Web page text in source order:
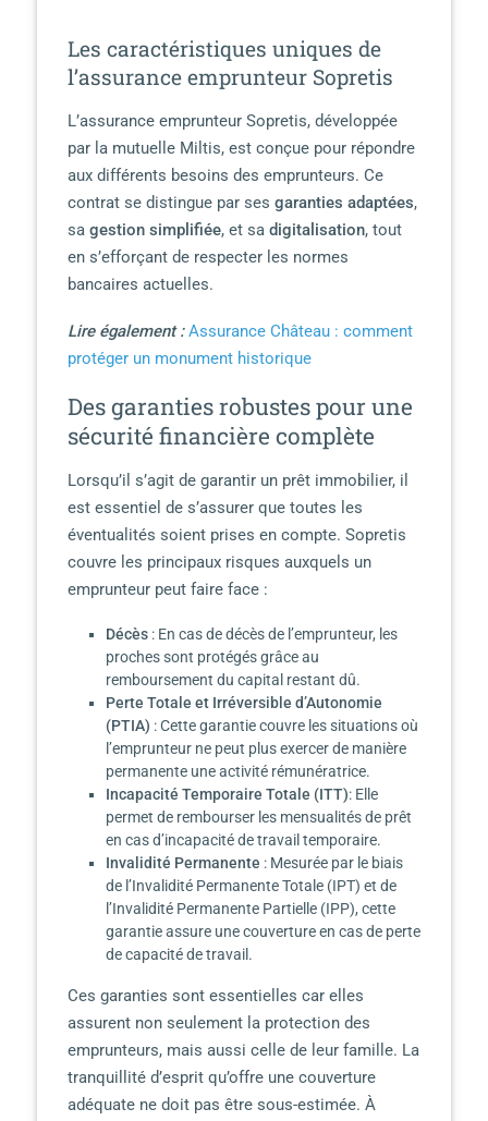
Les caractéristiques uniques de
l’assurance emprunteur Sopretis
L’assurance emprunteur Sopretis, développée
par la mutuelle Miltis, est conçue pour répondre
aux différents besoins des emprunteurs. Ce
contrat se distingue par ses garanties adaptées,
sa gestion simplifiée, et sa digitalisation, tout
en s’efforçant de respecter les normes
bancaires actuelles.
Lire également : Assurance Château : comment
protéger un monument historique
Des garanties robustes pour une
sécurité financière complète
Lorsqu’il s’agit de garantir un prêt immobilier, il
est essentiel de s’assurer que toutes les
éventualités soient prises en compte. Sopretis
couvre les principaux risques auxquels un
emprunteur peut faire face :
Décès: En cas de décès de l’emprunteur, les
proches sont protégés grâce au
remboursement du capital restant dû.
Perte Totale et Irréversible d’Autonomie
(PTIA) : Cette garantie couvre les situations où
l’emprunteur ne peut plus exercer de manière
permanente une activité rémunératrice.
Incapacité Temporaire Totale (ITT): Elle
permet de rembourser les mensualités de prêt
en cas d’incapacité de travail temporaire.
Invalidité Permanente : Mesurée par le biais
de l’Invalidité Permanente Totale (IPT) et de
l’Invalidité Permanente Partielle (IPP), cette
garantie assure une couverture en cas de perte
de capacité de travail.
Ces garanties sont essentielles car elles
assurent non seulement la protection des
emprunteurs, mais aussi celle de leur famille. La
tranquillité d’esprit qu’offre une couverture
adéquate ne doit pas être sous-estimée. À